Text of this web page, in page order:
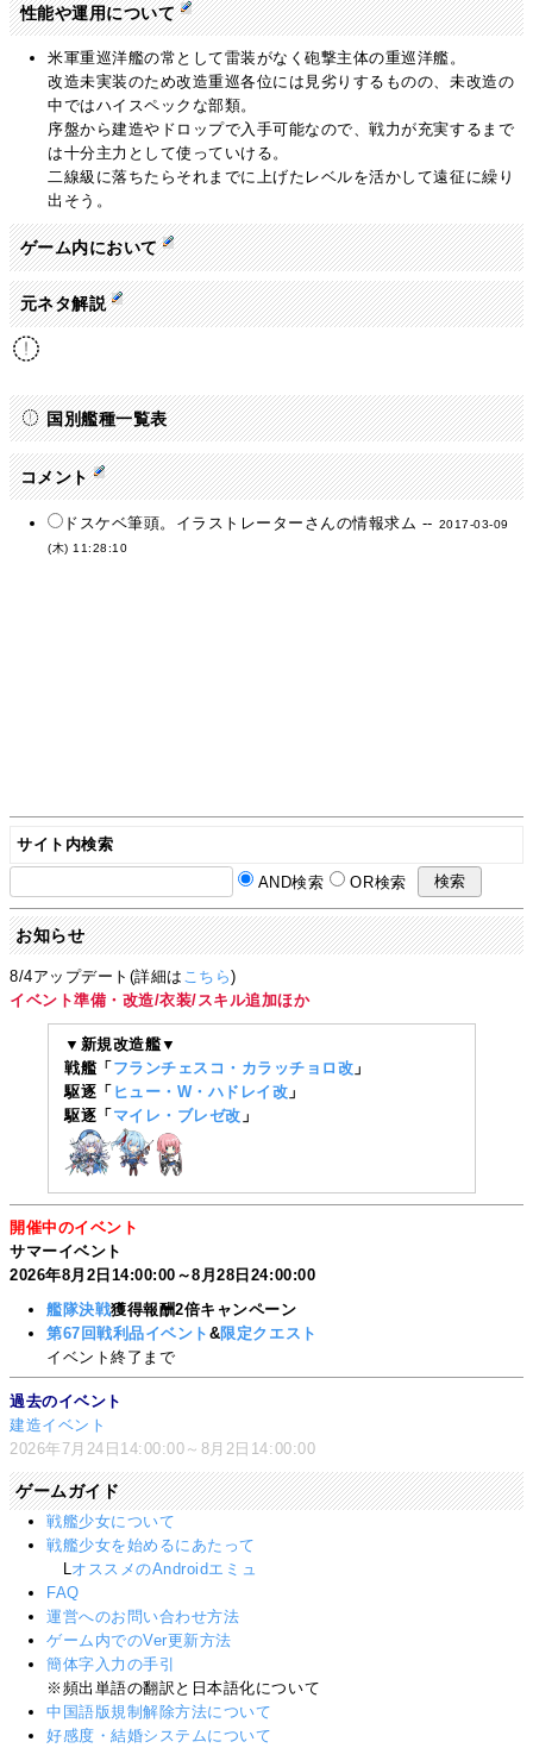
性能や運用について
米軍重巡洋艦の常として雷装がなく砲撃主体の重巡洋艦。
改造未実装のため改造重巡各位には見劣りするものの、未改造の
中ではハイスペックな部類。
序盤から建造やドロップで入手可能なので、戦力が充実するまで
は十分主力として使っていける。
二線級に落ちたらそれまでに上げたレベルを活かして遠征に繰り
出そう。
ゲーム内において
元ネタ解説
国別艦種一覧表
コメント
ドスケベ筆頭。イラストレーターさんの情報求ム -- 2017-03-09
(木) 11:28:10
サイト内検索
AND検索 OR検索
お知らせ
8/4アップデート(詳細は こちら)
イベント準備・改造/衣装/スキル追加ほか
▼新規改造艦▼
戦艦「 フランチェスコ・カラッチョロ改 」
駆逐「 ヒュー・W・ハドレイ改 」
駆逐「 マイレ・ブレゼ改 」
開催中のイベント
サマーイベント
2026年8月2日14:00:00～8月28日24:00:00
艦隊決戦獲得報酬2倍キャンペーン
第67回戦利品イベント &限定クエスト
イベント終了まで
過去のイベント
建造イベント
2026年7月24日14:00:00～8月2日14:00:00
ゲームガイド
戦艦少女について
戦艦少女を始めるにあたって
L オススメのAndroidエミュ
FAQ
運営へのお問い合わせ方法
ゲーム内でのVer更新方法
簡体字入力の手引
※頻出単語の翻訳と日本語化について
中国語版規制解除方法について
好感度・結婚システムについて